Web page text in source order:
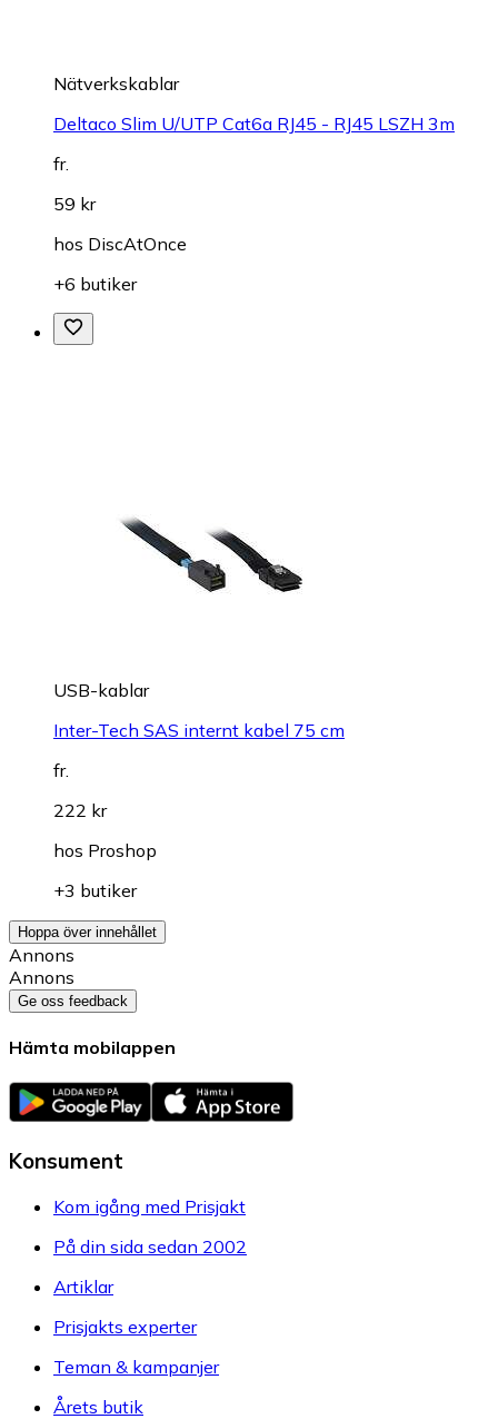
Nätverkskablar
Deltaco Slim U/UTP Cat6a RJ45 - RJ45 LSZH 3m
fr.
59 kr
hos DiscAtOnce
+6 butiker
USB-kablar
Inter-Tech SAS internt kabel 75 cm
fr.
222 kr
hos Proshop
+3 butiker
Hoppa över innehållet
Annons
Annons
Ge oss feedback
Hämta mobilappen
Konsument
Kom igång med Prisjakt
På din sida sedan 2002
Artiklar
Prisjakts experter
Teman & kampanjer
Årets butik